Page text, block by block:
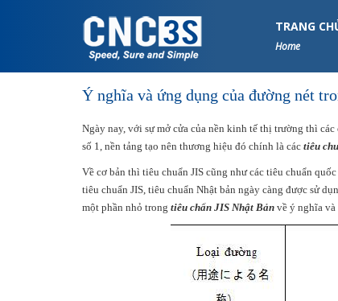
TRANG
Home
Ý nghĩa và ứng dụng của đường nét
Ngày nay, với sự mở cửa của nền kinh tế thị trường thì
số 1, nền tảng tạo nên thương hiệu đó chính là các tiêu
Về cơ bản thì tiêu chuẩn JIS cũng như các tiêu chuẩn
tiêu chuẩn JIS, tiêu chuẩn Nhật bản ngày càng được sử
một phần nhỏ trong tiêu chẩn JIS Nhật Bản về ý nghĩa và